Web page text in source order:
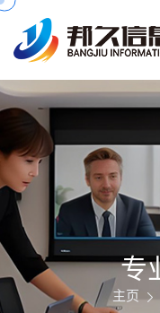
专
主页